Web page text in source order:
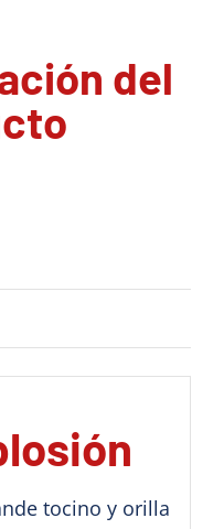
del
tocino y orilla